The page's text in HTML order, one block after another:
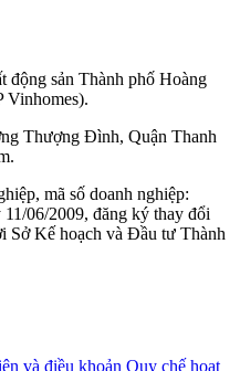
động sản Thành phố Hoàng
Vinhomes).
Thượng Đình, Quận Thanh
mã số doanh nghiệp:
06/2009, đăng ký thay đổi
Sở Kế hoạch và Đầu tư Thành
và điều khoản Quy chế hoạt